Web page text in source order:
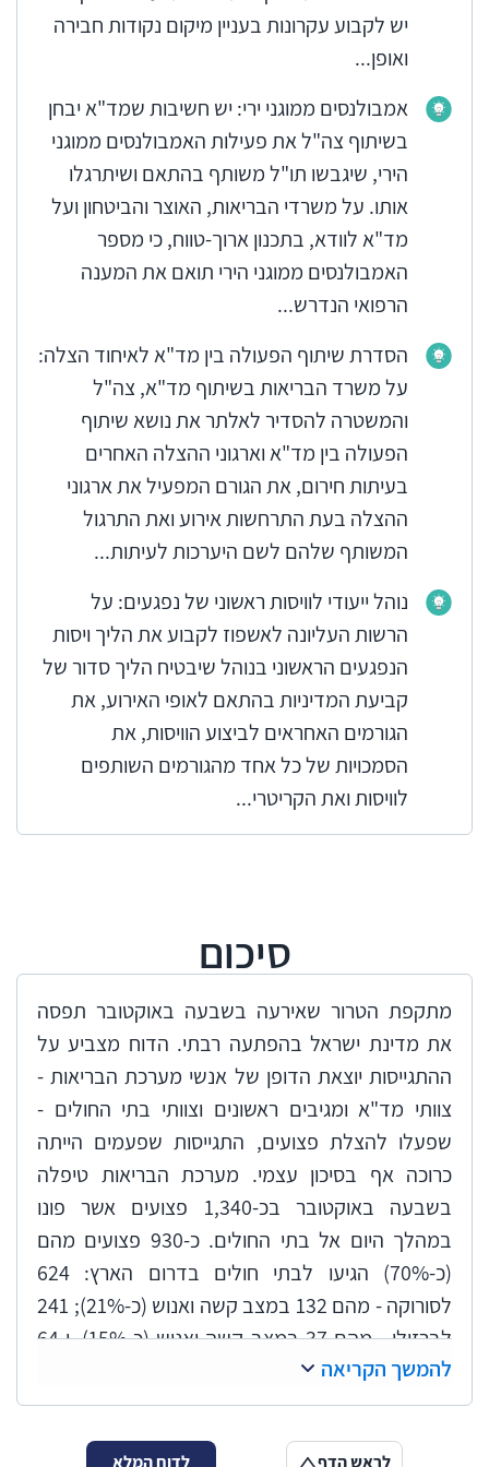
יש לקבוע עקרונות בעניין מיקום נקודות חבירה
ואופן...
אמבולנסים ממוגני ירי: יש חשיבות שמד"א יבחן
בשיתוף צה"ל את פעילות האמבולנסים ממוגני
הירי, שיגבשו תו"ל משותף בהתאם ושיתרגלו
אותו. על משרדי הבריאות, האוצר והביטחון ועל
מד"א לוודא, בתכנון ארוך-טווח, כי מספר
האמבולנסים ממוגני הירי תואם את המענה
הרפואי הנדרש...
הסדרת שיתוף הפעולה בין מד"א לאיחוד הצלה:
על משרד הבריאות בשיתוף מד"א, צה"ל
והמשטרה להסדיר לאלתר את נושא שיתוף
הפעולה בין מד"א וארגוני ההצלה האחרים
בעיתות חירום, את הגורם המפעיל את ארגוני
ההצלה בעת התרחשות אירוע ואת התרגול
המשותף שלהם לשם היערכות לעיתות...
נוהל ייעודי לוויסות ראשוני של נפגעים: על
הרשות העליונה לאשפוז לקבוע את הליך ויסות
הנפגעים הראשוני בנוהל שיבטיח הליך סדור של
קביעת המדיניות בהתאם לאופי האירוע, את
הגורמים האחראים לביצוע הוויסות, את
הסמכויות של כל אחד מהגורמים השותפים
לוויסות ואת הקריטרי...
סיכום
מתקפת הטרור שאירעה בשבעה באוקטובר תפסה
את מדינת ישראל בהפתעה רבתי. הדוח מצביע על
ההתגייסות יוצאת הדופן של אנשי מערכת הבריאות -
צוותי מד"א ומגיבים ראשונים וצוותי בתי החולים -
שפעלו להצלת פצועים, התגייסות שפעמים הייתה
כרוכה אף בסיכון עצמי. מערכת הבריאות טיפלה
בשבעה באוקטובר בכ-1,340 פצועים אשר פונו
במהלך היום אל בתי החולים. כ-930 פצועים מהם
(כ-70%) הגיעו לבתי חולים בדרום הארץ: 624
לסורוקה - מהם 132 במצב קשה ואנוש (כ-21%); 241
לברזילי - מהם 37 במצב קשה ואנוש (כ-15%), ו-64
לאסותא אשדוד - מהם 4 במצב קשה ואנוש (כ-5%).
האחריות לפינוי הפצועים משטחי הלחימה בשבעה
באוקטובר הייתה של פיקוד הדרום ושל אוגדת עזה
להמשך הקריאה
לראש הדף
לדוח המלא